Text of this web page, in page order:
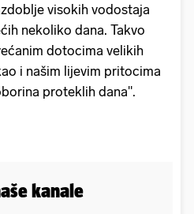
visokih vodostaja
nekoliko dana. Takvo
dotocima velikih
i našim lijevim pritocima
proteklih dana".
kanale